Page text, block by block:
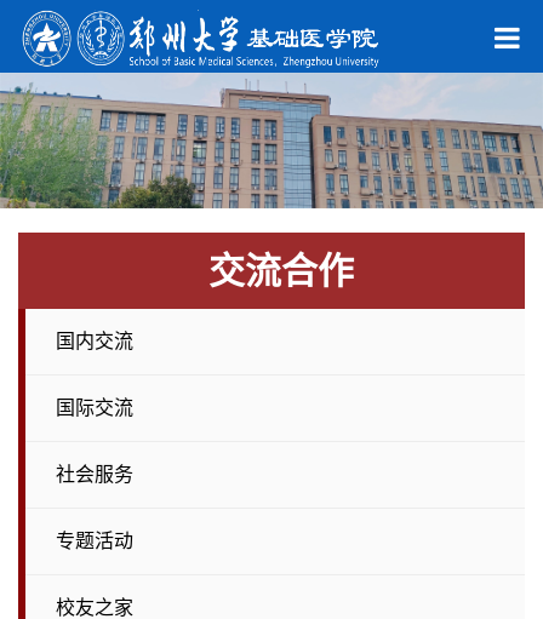
交流合作
国内交流
国际交流
社会服务
专题活动
校友之家